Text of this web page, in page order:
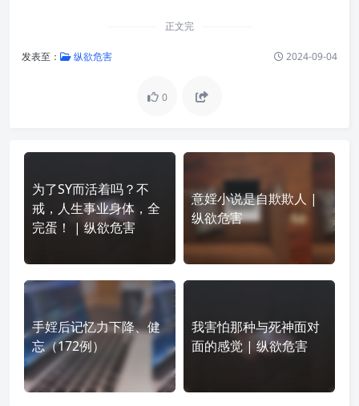
正文完
发表至： 纵欲危害 2024-09-04
0
为了SY而活着吗？不
戒，人生事业身体，全
完蛋！ | 纵欲危害
意婬小说是自欺欺人 |
纵欲危害
手婬后记忆力下降、健
忘（172例）
我害怕那种与死神面对
面的感觉 | 纵欲危害